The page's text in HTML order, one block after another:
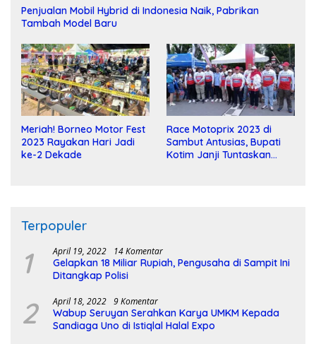
Penjualan Mobil Hybrid di Indonesia Naik, Pabrikan
Tambah Model Baru
Meriah! Borneo Motor Fest
2023 Rayakan Hari Jadi
ke-2 Dekade
Race Motoprix 2023 di
Sambut Antusias, Bupati
Kotim Janji Tuntaskan
Terpopuler
1 April 19, 2022 14 Komentar
Gelapkan 18 Miliar Rupiah, Pengusaha di Sampit Ini
Ditangkap Polisi
2 April 18, 2022 9 Komentar
Wabup Seruyan Serahkan Karya UMKM Kepada
Sandiaga Uno di Istiqlal Halal Expo